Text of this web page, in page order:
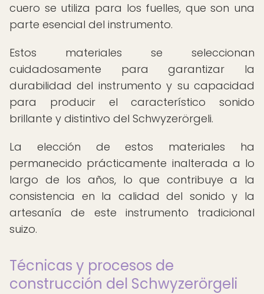
cuero se utiliza para los fuelles, que son una
parte esencial del instrumento.
Estos materiales se seleccionan
cuidadosamente para garantizar la
durabilidad del instrumento y su capacidad
para producir el característico sonido
brillante y distintivo del Schwyzerörgeli.
La elección de estos materiales ha
permanecido prácticamente inalterada a lo
largo de los años, lo que contribuye a la
consistencia en la calidad del sonido y la
artesanía de este instrumento tradicional
suizo.
Técnicas y procesos de
construcción del Schwyzerörgeli